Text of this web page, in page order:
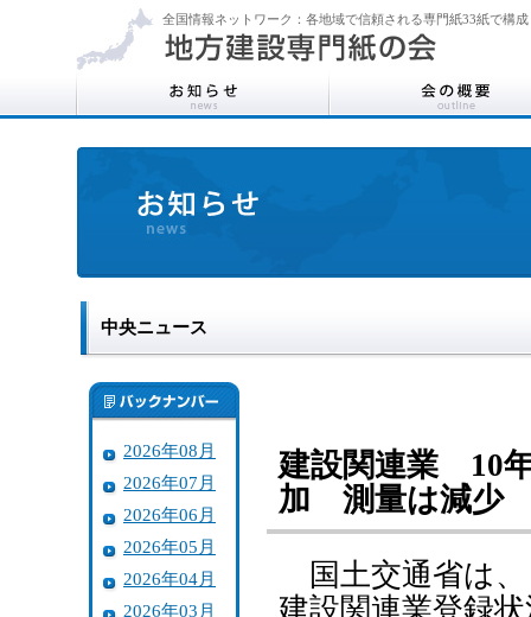
全国情報ネットワーク：各地域で信頼される専門紙33紙で構成
中央ニュース
2026年08月
2026年07月
2026年06月
2026年05月
2026年04月
2026年03月
建設関連業 10
加 測量は減少
国土交通省は、
建設関連業登録